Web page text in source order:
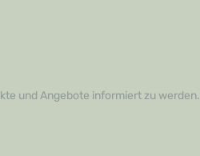
und Angebote informiert zu werden.